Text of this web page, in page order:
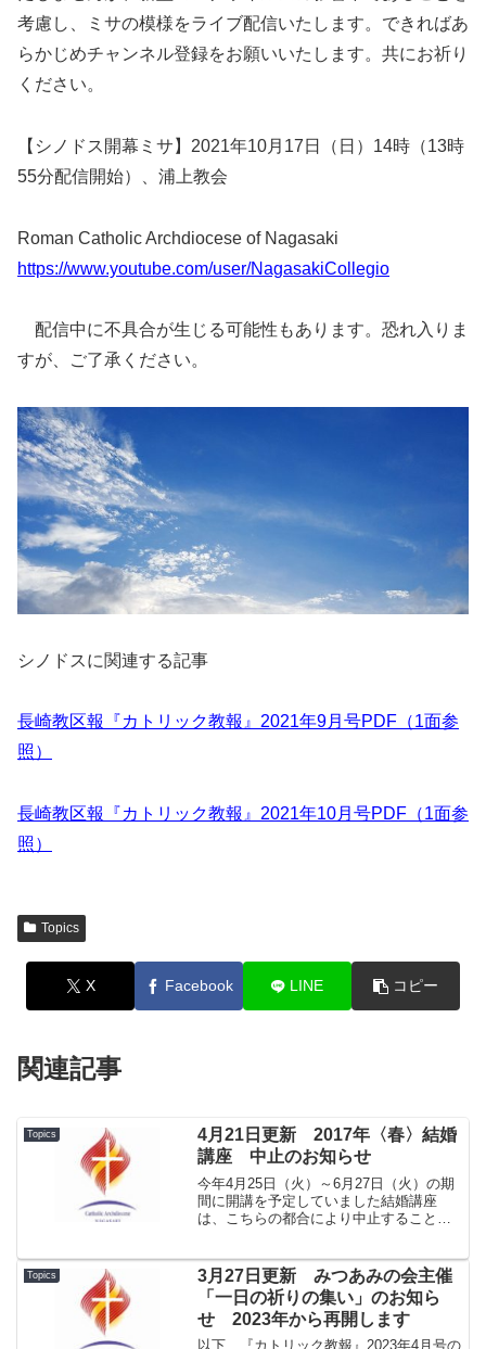
考慮し、ミサの模様をライブ配信いたします。できればあ
らかじめチャンネル登録をお願いいたします。共にお祈り
ください。
【シノドス開幕ミサ】2021年10月17日（日）14時（13時
55分配信開始）、浦上教会
Roman Catholic Archdiocese of Nagasaki
https://www.youtube.com/user/NagasakiCollegio
配信中に不具合が生じる可能性もあります。恐れ入りま
すが、ご了承ください。
シノドスに関連する記事
長崎教区報『カトリック教報』2021年9月号PDF（1面参
照）
長崎教区報『カトリック教報』2021年10月号PDF（1面参
照）
Topics
X Facebook LINE コピー
関連記事
Topics
4月21日更新 2017年〈春〉結婚
講座 中止のお知らせ
今年4月25日（火）～6月27日（火）の期
間に開講を予定していました結婚講座
は、こちらの都合により中止することと
今後ともどうぞよろしくお願いいたしま
す。カトリック長崎大...
Topics
3月27日更新 みつあみの会主催
「一日の祈りの集い」のお知ら
せ 2023年から再開します
以下、『カトリック教報』2023年4月号の